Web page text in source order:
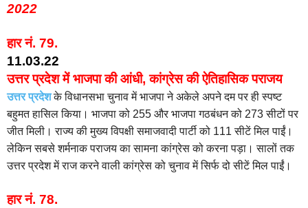
2022
हार नं. 79.
11.03.22
उत्तर प्रदेश में भाजपा की आंधी, कांग्रेस की ऐतिहासिक पराजय
उत्तर प्रदेशके विधानसभा चुनाव में भाजपा ने अकेले अपने दम पर ही स्पष्ट
बहुमत हासिल किया। भाजपा को 255 और भाजपा गठबंधन को 273 सीटों पर
जीत मिली। राज्य की मुख्य विपक्षी समाजवादी पार्टी को 111 सीटें मिल पाईं।
लेकिन सबसे शर्मनाक पराजय का सामना कांग्रेस को करना पड़ा। सालों तक
उत्तर प्रदेश में राज करने वाली कांग्रेस को चुनाव में सिर्फ दो सीटें मिल पाईं।
हार नं. 78.